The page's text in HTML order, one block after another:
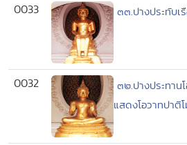
0033 ๓๓.ปางประทับเ
0032
๓๒.ปางประทาน
แสดงโอวาทปาติ